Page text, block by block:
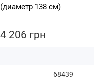
(диаметр 138 см)
4 206 грн
68439